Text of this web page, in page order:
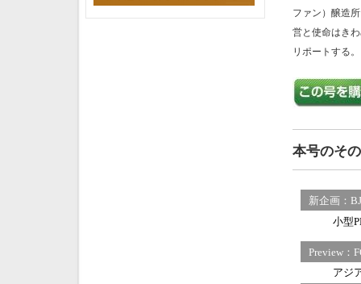
ファン）醸造
営と使命はき
リポートする。
本号のそ
新企画：
小型
Preview：
アジ